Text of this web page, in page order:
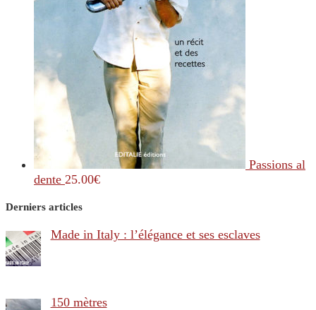
Passions al
dente 25.00€
Derniers articles
Made in Italy : l’élégance et ses esclaves
150 mètres